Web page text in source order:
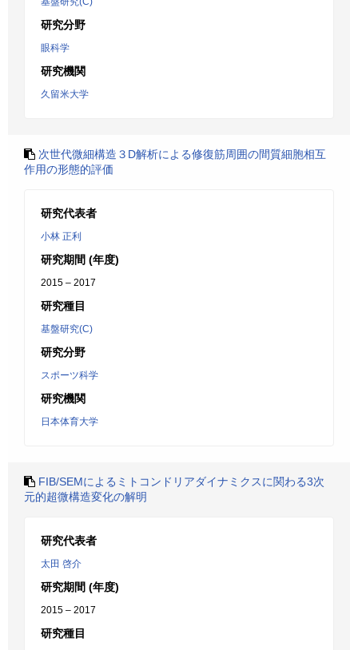
研究分野
眼科学
研究機関
久留米大学
次世代微細構造３D解析による修復筋周囲の間質細胞相互
作用の形態的評価
研究代表者
小林 正利
研究期間 (年度)
2015 – 2017
研究種目
基盤研究(C)
研究分野
スポーツ科学
研究機関
日本体育大学
FIB/SEMによるミトコンドリアダイナミクスに関わる3次
元的超微構造変化の解明
研究代表者
太田 啓介
研究期間 (年度)
2015 – 2017
研究種目